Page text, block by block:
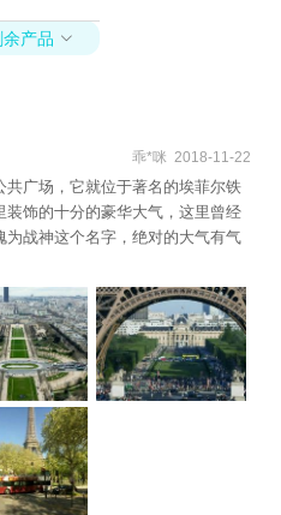
产品 
乖*咪 2018-11-22
广场，它就位于著名的埃菲尔铁
饰的十分的豪华大气，这里曾经
战神这个名字，绝对的大气有气